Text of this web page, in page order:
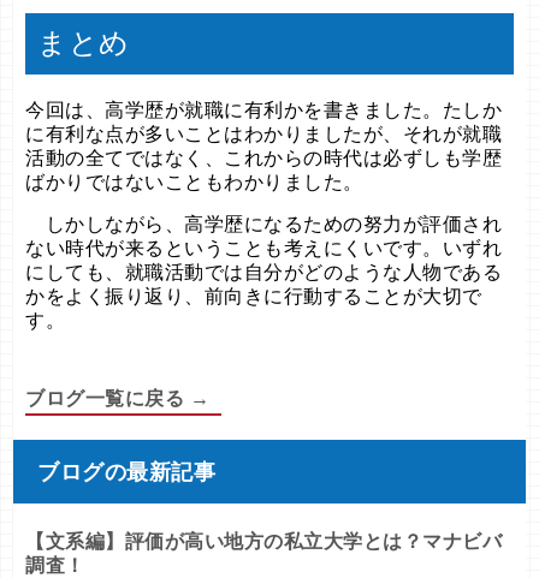
まとめ
今回は、高学歴が就職に有利かを書きました。たしか
に有利な点が多いことはわかりましたが、それが就職
活動の全てではなく、これからの時代は必ずしも学歴
ばかりではないこともわかりました。
しかしながら、高学歴になるための努力が評価され
ない時代が来るということも考えにくいです。いずれ
にしても、就職活動では自分がどのような人物である
かをよく振り返り、前向きに行動することが大切で
す。
ブログ一覧に戻る →
ブログの最新記事
【文系編】評価が高い地方の私立大学とは？マナビバ
調査！